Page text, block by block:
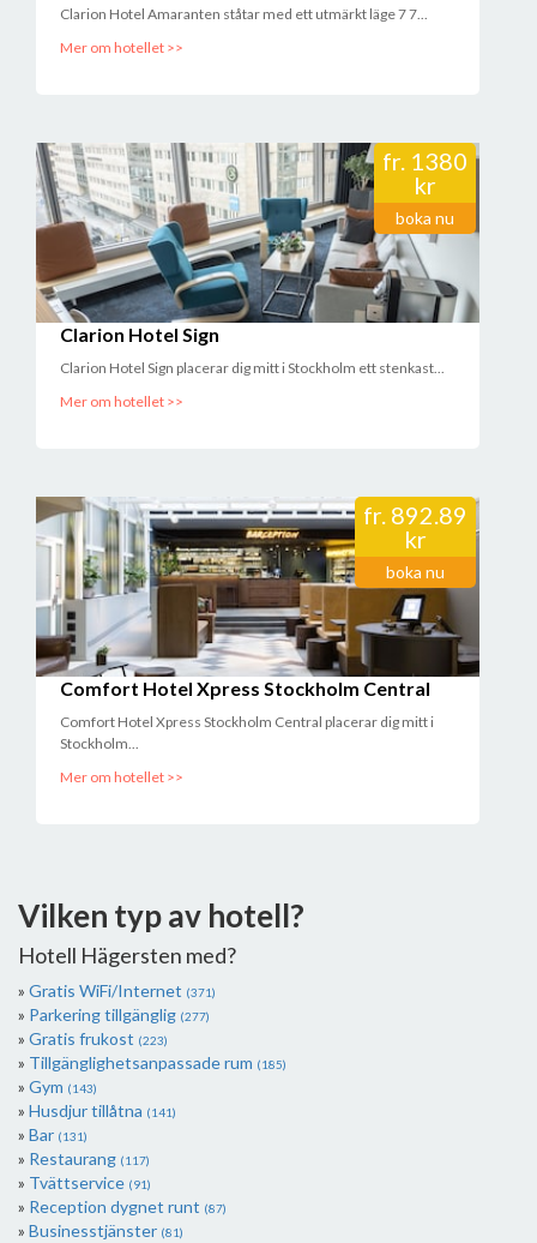
Clarion Hotel Amaranten ståtar med ett utmärkt läge 7 7...
Mer om hotellet >>
fr. 1380
kr
boka nu
Clarion Hotel Sign
Clarion Hotel Sign placerar dig mitt i Stockholm ett stenkast...
Mer om hotellet >>
fr. 892.89
kr
boka nu
Comfort Hotel Xpress Stockholm Central
Comfort Hotel Xpress Stockholm Central placerar dig mitt i
Stockholm...
Mer om hotellet >>
Vilken typ av hotell?
Hotell Hägersten med?
Gratis WiFi/Internet (371)
Parkering tillgänglig (277)
Gratis frukost (223)
Tillgänglighetsanpassade rum (185)
Gym (143)
Husdjur tillåtna (141)
Bar (131)
Restaurang (117)
Tvättservice (91)
Reception dygnet runt (87)
Businesstjänster (81)